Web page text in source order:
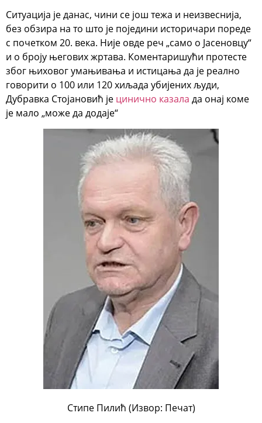
Ситуација је данас, чини се још тежа и неизвеснија,
без обзира на то што је поједини историчари пореде
с почетком 20. века. Није овде реч „само о Јасеновцу“
и о броју његових жртава. Коментаришући протесте
због њиховог умањивања и истицања да је реално
говорити о 100 или 120 хиљада убијених људи,
Дубравка Стојановић је цинично казала да онај коме
је мало „може да додаје“
Стипе Пилић (Извор: Печат)